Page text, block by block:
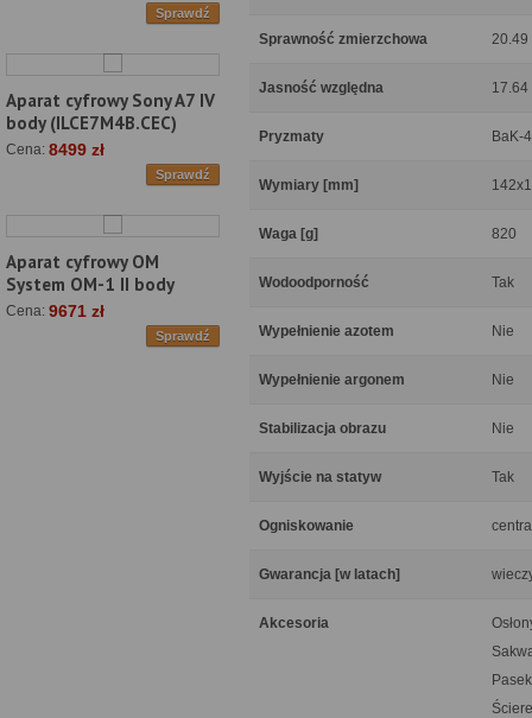
Sprawdź
Aparat cyfrowy Sony A7 IV
body (ILCE7M4B.CEC)
Cena: 8499 zł
Sprawdź
Aparat cyfrowy OM
System OM-1 II body
Cena: 9671 zł
Sprawdź
Sprawność zmierzchowa 20.49
Jasność względna 17.64
Pryzmaty BaK-
Wymiary [mm]
Waga [g] 820
Wodoodporność Tak
Wypełnienie azotem Nie
Wypełnienie argonem Nie
Stabilizacja obrazu Nie
Wyjście na statyw Tak
Ogniskowanie
Gwarancja [w latach]
Akcesoria
Pasek